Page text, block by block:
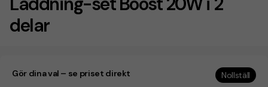
delar
Gör dina val – se priset direkt Nollställ